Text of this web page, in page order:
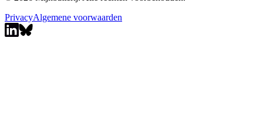
PrivacyAlgemene voorwaarden